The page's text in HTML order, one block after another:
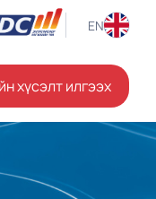
EN
хүсэлт илгээх